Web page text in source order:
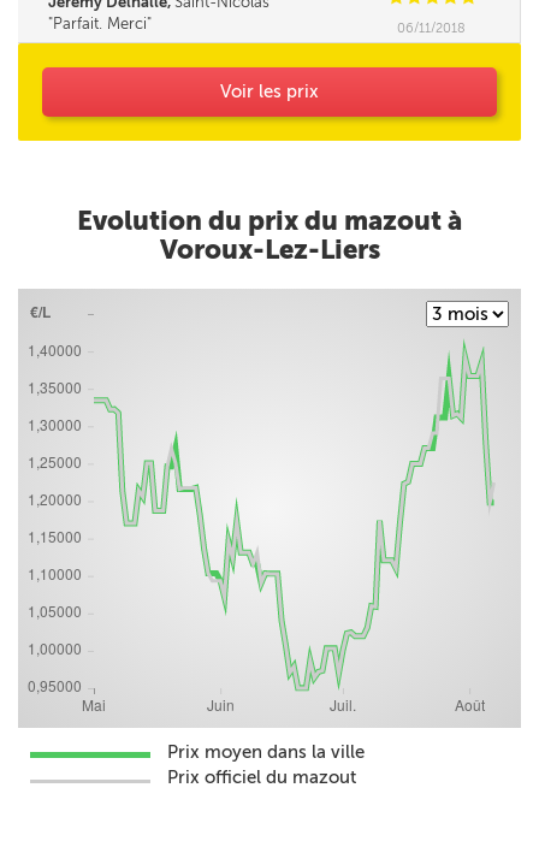
Parfait. Merci
06/11/2018
Voir les prix
Evolution du prix du mazout à
Voroux-Lez-Liers
Prix moyen dans la ville
Prix officiel du mazout